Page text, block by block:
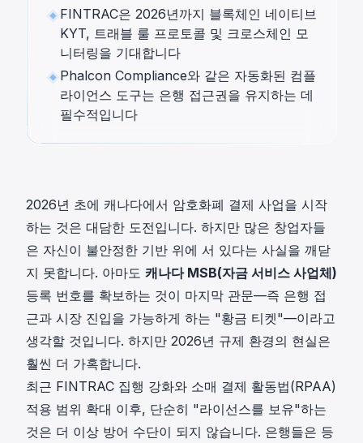
FINTRAC은 2026년까지 블록체인 네이티브
KYT, 트래블 룰 프로토콜 및 크로스체인 모
니터링을 기대합니다
Phalcon Compliance와 같은 자동화된 컴플
라이언스 도구는 은행 접근권을 유지하는 데
필수적입니다
2026년 초에 캐나다에서 암호화폐 결제 사업을 시작
하는 것은 대담한 도전입니다. 하지만 많은 창업자들
은 자신이 불안정한 기반 위에 서 있다는 사실을 깨닫
지 못합니다. 아마도 캐나다 MSB(자금 서비스 사업체)
등록 번호를 확보하는 것이 마지막 관문—즉 은행 접
근과 시장 진입을 가능하게 하는 "황금 티켓"—이라고
생각할 것입니다. 하지만 2026년 규제 환경의 현실은
훨씬 더 가혹합니다.
최근 FINTRAC 집행 강화와 소매 결제 활동법(RPAA)
적용 범위 확대 이후, 단순히 "라이선스를 보유"하는
것은 더 이상 방어 수단이 되지 않습니다. 은행들은 등